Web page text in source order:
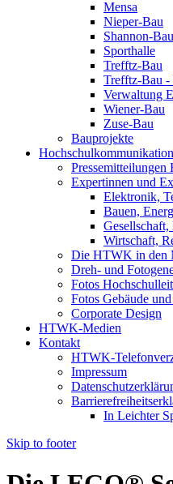
Mensa
Nieper-Bau
Shannon-Bau
Sporthalle
Trefftz-Bau
Trefftz-Bau -
Verwaltung
Wiener-Bau
Zuse-Bau
Bauprojekte
Expertinnen und
Elektronik,
Bauen,
Wirtschaft,
Die HTWK in den
Dreh- und
Fotos
Fotos Gebäude
Corporate Design
HTWK-Medien
Kontakt
HTWK-
Impressum
In Leichter
Skip to footer